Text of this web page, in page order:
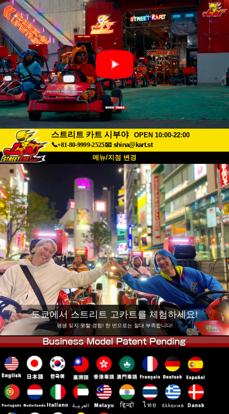
스트리트 카트 시부야
OPEN 10:00-22:00
📞+81-80-9999-2525📧 shina@kart.st
메뉴/지점 변경
최상단
소개 사양 가격
접근성 고객 리뷰 자주 묻는 질문
회사 정보 예약
지점 변경
도쿄 시나가와 #1 도쿄 아키하바라#1
도쿄 아키하바라#2 도쿄 시부야
도쿄 시부야 애넥스 도쿄 베이
도쿄 아사쿠사 오사카
오키나와
도쿄에서 스트리트 고카트를 체험하세요!
평생 잊지 못할 경험! 한 번으로는 절대 부족합니다!